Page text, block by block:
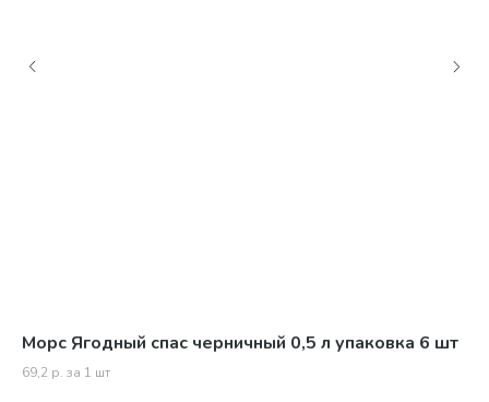
Морс Ягодный спас черничный 0,5 л упаковка 6 шт
69,2 р. за 1 шт